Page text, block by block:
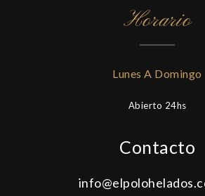
Horario
Lunes A Domingo
Abierto 24hs
Contacto